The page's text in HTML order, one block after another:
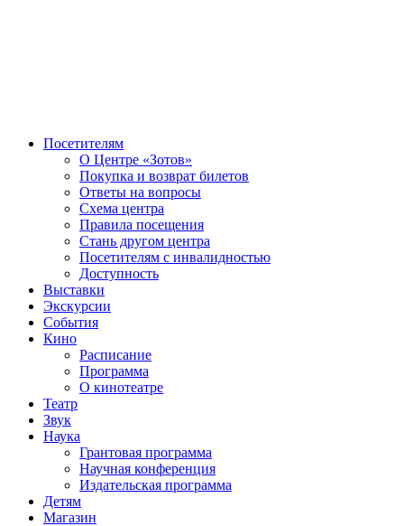
Посетителям
О Центре «Зотов»
Покупка и возврат билетов
Ответы на вопросы
Схема центра
Правила посещения
Стань другом центра
Посетителям с инвалидностью
Доступность
Выставки
Экскурсии
События
Кино
Расписание
Программа
О кинотеатре
Театр
Звук
Наука
Грантовая программа
Научная конференция
Издательская программа
Детям
Магазин